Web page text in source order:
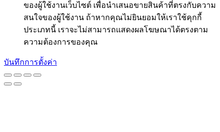
ของผู้ใช้งานเว็บไซต์ เพื่อนำเสนอขายสินค้าที่ตรงกับความ
สนใจของผู้ใช้งาน ถ้าหากคุณไม่ยินยอมให้เราใช้คุกกี้
ประเภทนี้ เราจะไม่สามารถแสดงผลโฆษณาได้ตรงตาม
ความต้องการของคุณ
บันทึกการตั้งค่า